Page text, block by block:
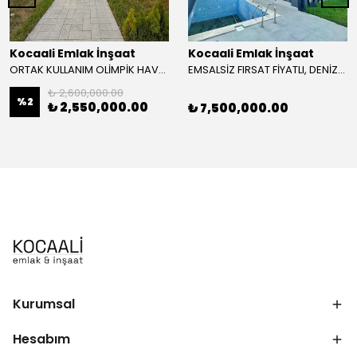
Kocaali Emlak İnşaat
ORTAK KULLANIM OLİMPİK HAVUZLU, DOĞANIN KALBİNDE, DENİZE YÜRÜME MESAFESİ, ARA KAT, SİTE İÇİ 2+1 DAİRE! YAYLA MH
%2
₺ 2,600,000.00
₺ 2,550,000.00
Kocaali Emlak İnşaat
EMSALSİZ FIRSAT FİYATLI, DENİZE 2.PARSEL-MANZARALI, LÜKS DİZAYN, GENİŞ BAHÇE, HAVUZLU 3+1 TRİPLEKS VİLLA! KOCAALİ ALANDERE MH
₺ 7,500,000.00
Kurumsal
Hesabım